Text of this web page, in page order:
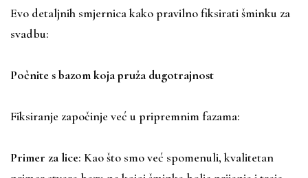
Evo detaljnih smjernica kako pravilno fiksirati šminku za
svadbu:
Počnite s bazom koja pruža dugotrajnost
Fiksiranje započinje već u pripremnim fazama:
Primer za lice: Kao što smo već spomenuli, kvalitetan